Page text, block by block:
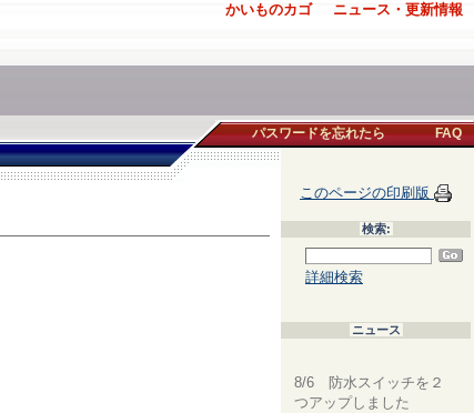
かいものカゴ ニュース・更新情報
パスワードを忘れたら FAQ
このページの印刷版
検索:
詳細検索
ニュース
8/6 防水スイッチを２
つアップしました